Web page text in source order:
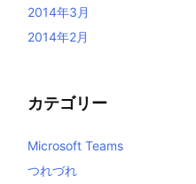
2014年3月
2014年2月
カテゴリー
Microsoft Teams
つれづれ